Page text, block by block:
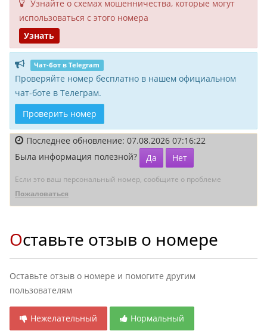
Узнайте о схемах мошенни­чества, кото­рые могут
исполь­зоваться с этого номера
Узнать
Чат-бот в Telegram
Проверяйте номер бесплатно в нашем официальном
чат-боте в Телеграм.
Проверить номер
Последнее обновление: 07.08.2026 07:16:22
Была информация полезной?
Да Нет
Если это ваш персональный номер, сообщите о проблеме
Пожаловаться
Оставьте отзыв о номере
Оставьте отзыв о номере и помогите другим
пользователям
Нежелательный Нормальный